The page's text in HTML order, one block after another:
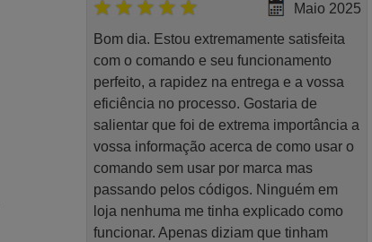
Maio 2025
Bom dia. Estou extremamente satisfeita
com o comando e seu funcionamento
perfeito, a rapidez na entrega e a vossa
eficiência no processo. Gostaria de
salientar que foi de extrema importância a
vossa informação acerca de como usar o
comando sem usar por marca mas
passando pelos códigos. Ninguém em
loja nenhuma me tinha explicado como
funcionar. Apenas diziam que tinham